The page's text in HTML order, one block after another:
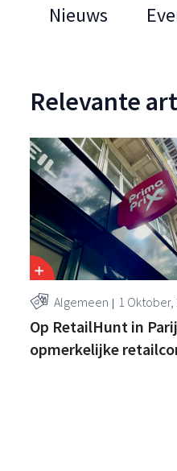
Nieuws
Relevante
Algemeen 1 Oktober,
Op RetailHunt in
opmerkelijke